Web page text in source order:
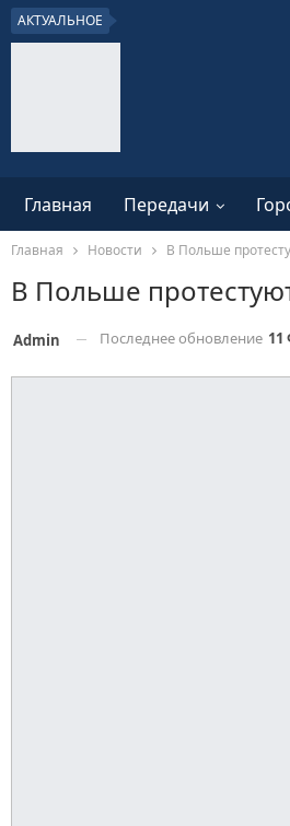
АКТУАЛЬНОЕ
Главная Передачи
Главная Новости В Польше
В Польше
Admin Последнее обновление 11